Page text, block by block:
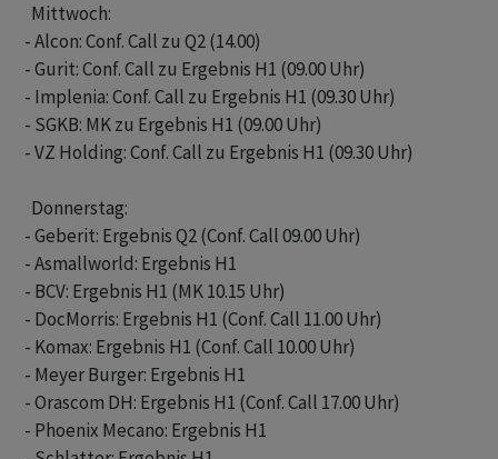
  Mittwoch:
- Alcon: Conf. Call zu Q2 (14.00)
- Gurit: Conf. Call zu Ergebnis H1 (09.00 Uhr)
- Implenia: Conf. Call zu Ergebnis H1 (09.30 Uhr)
- SGKB: MK zu Ergebnis H1 (09.00 Uhr)
- VZ Holding: Conf. Call zu Ergebnis H1 (09.30 Uhr)
  Donnerstag:
- Geberit: Ergebnis Q2 (Conf. Call 09.00 Uhr)
- Asmallworld: Ergebnis H1
- BCV: Ergebnis H1 (MK 10.15 Uhr)
- DocMorris: Ergebnis H1 (Conf. Call 11.00 Uhr)
- Komax: Ergebnis H1 (Conf. Call 10.00 Uhr)
- Meyer Burger: Ergebnis H1
- Orascom DH: Ergebnis H1 (Conf. Call 17.00 Uhr)
- Phoenix Mecano: Ergebnis H1